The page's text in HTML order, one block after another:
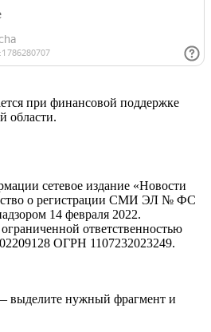
при финансовой поддержке
области.
сетевое издание «Новости
о регистрации СМИ ЭЛ № ФС
14 февраля 2022.
ответственностью
ОГРН 1107232023249.
выделите нужный фрагмент и